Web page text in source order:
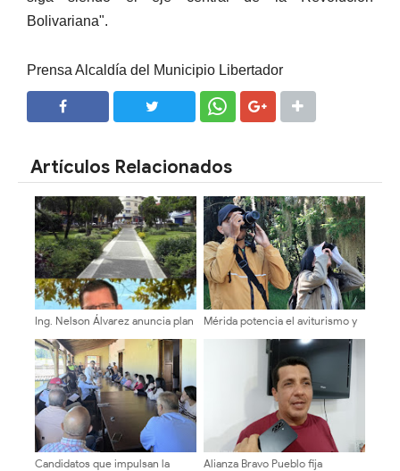
Bolivariana".
Prensa Alcaldía del Municipio Libertador
Artículos Relacionados
Ing. Nelson Álvarez anuncia plan
de la Plaza Bolívar de Mérida
Mérida potencia el aviturismo y
Candidatos que impulsan la
Alianza Bravo Pueblo fija